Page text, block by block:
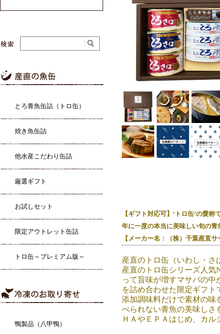
【ギフト対応可】‘トロ缶’の愛
年に一度の本当に美味しい旬の
【メーカー名：（株）千葉産直
産直のトロ缶（いわし・さ
産直のトロ缶シリーズ人気
って旨味が増すマサバの
を詰め合わせた限定ギフ
添加調味料だけで素材の味
べられない青魚の美味しさ
ＨＡやＥＰＡはじめ、カ
とろ青魚缶詰（トロ缶）
焼き魚缶詰
他水産こだわり缶詰
厳選ギフト
お試しセット
限定アウトレット缶詰
トロ缶～プレミアム版～
鴨製品（八甲鴨）